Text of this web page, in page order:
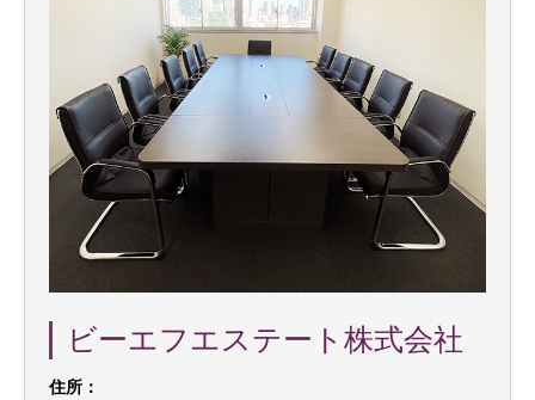
ビーエフエステート株式会社
住所：